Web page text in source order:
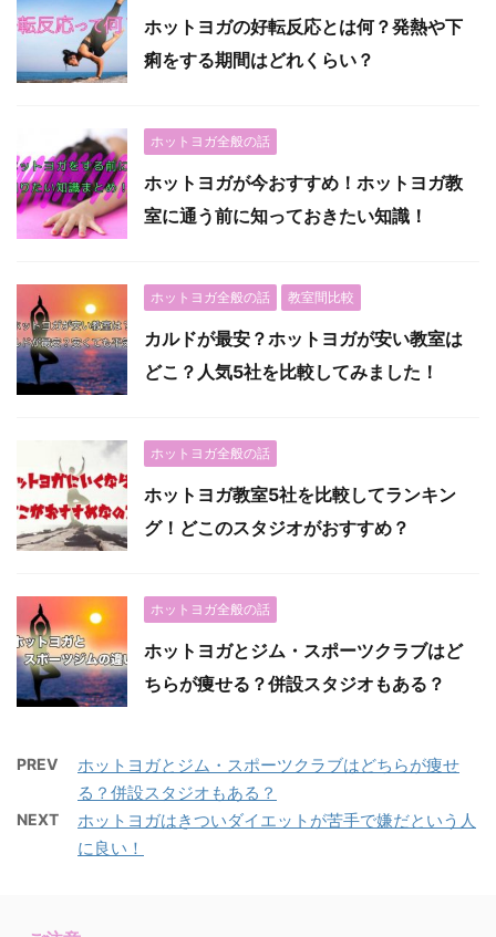
ホットヨガの好転反応とは何？発熱や下
痢をする期間はどれくらい？
ホットヨガ全般の話
ホットヨガが今おすすめ！ホットヨガ教
室に通う前に知っておきたい知識！
ホットヨガ全般の話 教室間比較
カルドが最安？ホットヨガが安い教室は
どこ？人気5社を比較してみました！
ホットヨガ全般の話
ホットヨガ教室5社を比較してランキン
グ！どこのスタジオがおすすめ？
ホットヨガ全般の話
ホットヨガとジム・スポーツクラブはど
ちらが痩せる？併設スタジオもある？
PREV
ホットヨガとジム・スポーツクラブはどちらが痩せ
る？併設スタジオもある？
NEXT
ホットヨガはきついダイエットが苦手で嫌だという人
に良い！